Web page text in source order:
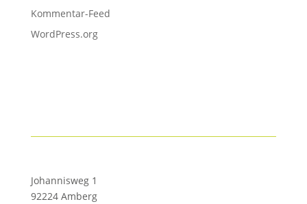
Kommentar-Feed
WordPress.org
Johannisweg 1
92224 Amberg